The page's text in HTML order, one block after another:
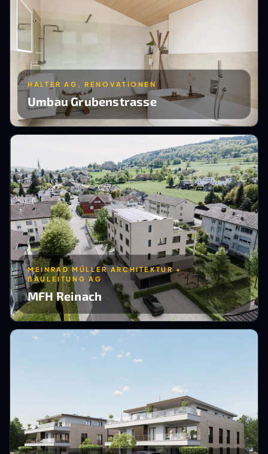
HALTER AG, RENOVATIONEN
Umbau Grubenstrasse
MEINRAD MÜLLER ARCHITEKTUR +
BAULEITUNG AG
MFH Reinach